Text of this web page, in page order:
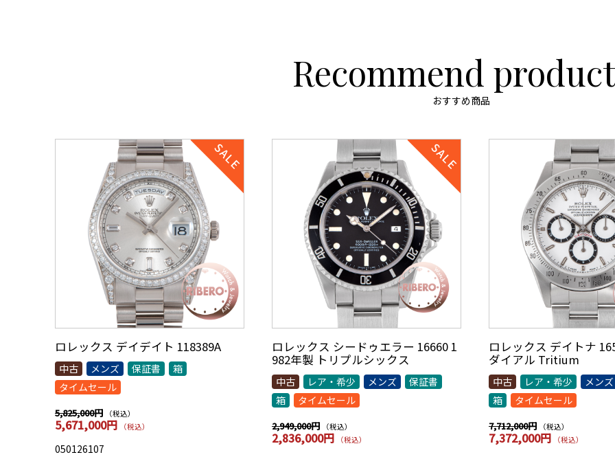
Recommend
おすすめ商品
ロレックス デイデイト 118389A
中古 メンズ 保証書
箱
タイムセール
5,825,000円 （税込）
5,671,000円 （税込）
050126107
ロレックス シードゥエラー 16660 1
982年製 トリプルシックス
中古 レア・希少 メンズ
保証書
箱
タイムセール
2,949,000円 （税込）
2,836,000円 （税込）
ロレックス デイトナ
ダイアル Tritium
中古 レア・希少
メンズ
箱
タイムセール
7,712,000円 （税込）
7,372,000円 （税込）